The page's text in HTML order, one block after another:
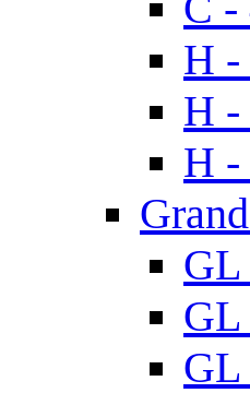
H -
H -
H -
GL
GL